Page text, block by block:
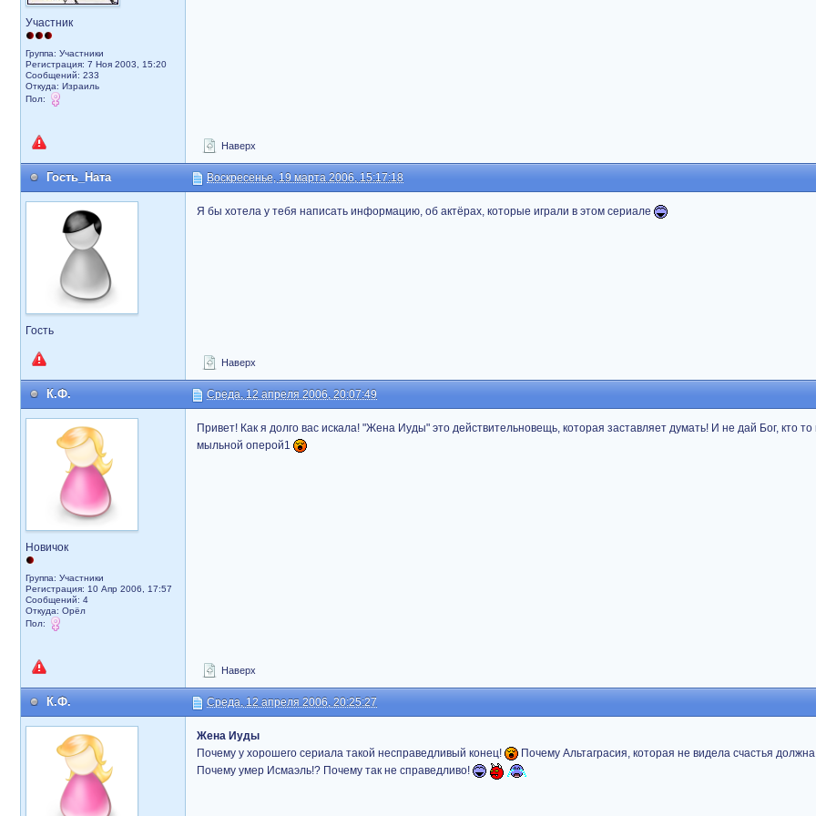
Участник
Группа: Участники
Регистрация: 7 Ноя 2003, 15:20
Сообщений: 233
Откуда: Израиль
Пол:
Наверх
Гость_Ната Воскресенье, 19 марта 2006, 15:17:18
Гость
Я бы хотела у тебя написать информацию, об актёрах, которые играли в этом сериале
Наверх
К.Ф. Среда, 12 апреля 2006, 20:07:49
Новичок
Группа: Участники
Регистрация: 10 Апр 2006, 17:57
Сообщений: 4
Откуда: Орёл
Пол:
Привет! Как я долго вас искала! "Жена Иуды" это действительновещь, которая заставляет думать! И не дай Бог, кто то
мыльной оперой1
Наверх
К.Ф. Среда, 12 апреля 2006, 20:25:27
Жена Иуды
Почему у хорошего сериала такой несправедливый конец!
Почему Альтаграсия, которая не видела счастья
Почему умер Исмаэль!? Почему так не справедливо!